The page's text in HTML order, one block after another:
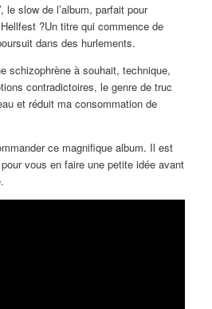
le slow de l’album, parfait pour
?Un titre qui commence de
dans des hurlements.
schizophrène à souhait, technique,
contradictoires, le genre de truc
et réduit ma consommation de
ce magnifique album. Il est
pour vous en faire une petite idée avant